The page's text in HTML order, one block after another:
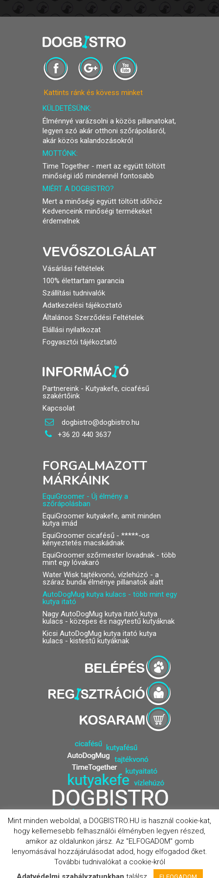
terméknek
variációja
van.
változatok
választhatók
Kattints ránk és kövess minket
KÜLDETÉSÜNK:
Élménnyé varázsolni a közös pillanatokat,
legyen szó akár otthoni szőrápolásról,
akár közös kalandozásokról
MOTTÓNK:
Time Together - mert az együtt töltött
minőségi idő mindennél fontosabb
MIÉRT A DOGBISTRO?
Mert a minőségi együtt töltött időhöz
Kedvenceink minőségi termékeket
érdemelnek
Vásárlási feltételek
100% élettartam garancia
Szállítási tudnivalók
Adatkezelési tájékoztató
Általános Szerződési Feltételek
Elállási nyilatkozat
Fogyasztói tájékoztató
Partnereink - Kutyakefe, cicafésű
szakértőink
Kapcsolat
dogbistro@dogbistro.hu
+36 20 440 3637
FORGALMAZOTT
MÁRKÁINK
EquiGroomer - Új élmény a
szőrápolásban
EquiGroomer kutyakefe, amit minden
kutya imád
EquiGroomer cicafésű- *****-os
kényeztetés macskádnak
EquiGroomer szőrmester lovadnak- több
mint egy lóvakaró
Water Wisk tajtékvonó, vízlehúzó - a
száraz bunda élménye pillanatok alatt
AutoDogMug kutya kulacs - több mint egy
kutya itató
Nagy AutoDogMug kutya itató kutya
kulacs - közepes és nagytestű kutyáknak
Kicsi AutoDogMug kutya itató kutya
kulacs - kistestű kutyáknak
© 2026 DOGBISTRO | Minden jog fenntartva | DOGBISTRO webáruház - Prémium
Mint minden weboldal, a DOGBISTRO.HU is használ cookie-kat,
hogy kellemesebb felhasználói élményben legyen részed,
amikor az oldalunkon jársz. Az "ELFOGADOM" gomb
lenyomásával hozzájárulásodat adod, hogy elfogadod őket.
További tudnivalókat a cookie-król